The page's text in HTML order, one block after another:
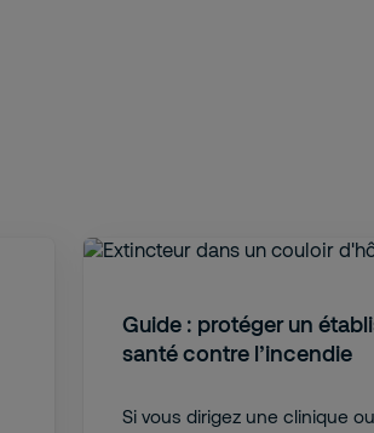
Guide : protéger un
santé contre l’incendie
Si vous dirigez une clinique